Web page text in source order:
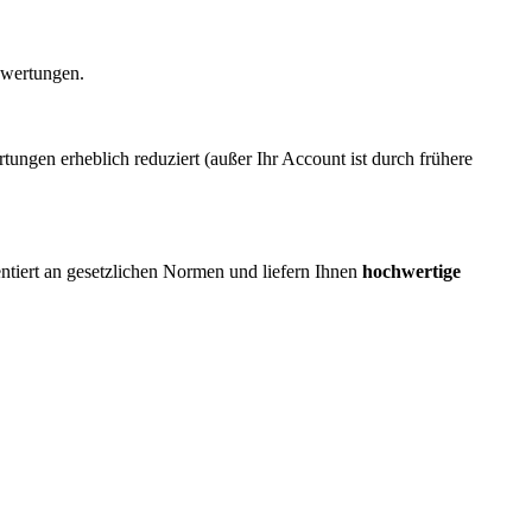
erheblich reduziert (außer Ihr Account ist durch frühere
an gesetzlichen Normen und liefern Ihnen hochwertige